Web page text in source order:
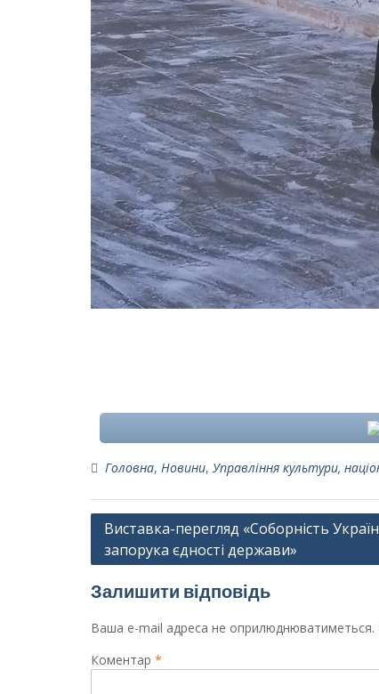
Головна, Новини, Управління культури,
Навігація
записів
Виставка-перегляд «Соборність
запорука єдності держави»
Залишити відповідь
Ваша e-mail адреса не оприлюднюватиметься.
Коментар *